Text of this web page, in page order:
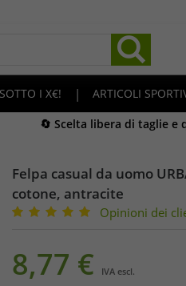
I X€! | ARTICOLI
🔄 Scelta libera di taglie e
Felpa casual da uomo
cotone, antracite
Opinioni dei
8,77 € IVA escl.